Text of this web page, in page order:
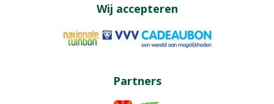
Wij accepteren
Partners